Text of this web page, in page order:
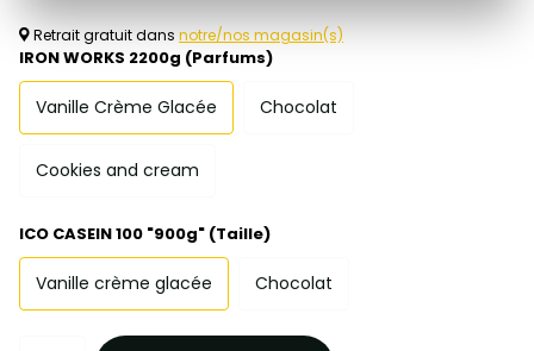
Retrait gratuit dans notre/nos magasin(s)
IRON WORKS 2200g (Parfums)
Vanille Crème Glacée Chocolat
Cookies and cream
ICO CASEIN 100 "900g" (Taille)
Vanille crème glacée Chocolat